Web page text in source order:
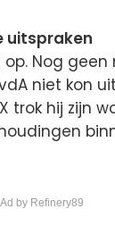
uitspraken
Nog
niet kon
trok hij zijn
by Refinery89